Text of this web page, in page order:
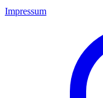
Impressum